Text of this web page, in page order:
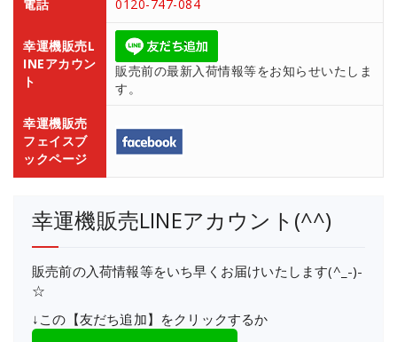
電話 0120-747-084
幸運機販売L
INEアカウン
ト
販売前の最新入荷情報等をお知らせいたしま
す。
幸運機販売
フェイスブ
ックページ
幸運機販売LINEアカウント(^^)
販売前の入荷情報等をいち早くお届けいたします(^_-)-
☆
↓この【友だち追加】をクリックするか